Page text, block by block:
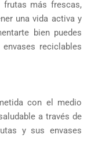
más frescas,
una vida activa y
bien puedes
reciclables
con el medio
a través de
y sus envases